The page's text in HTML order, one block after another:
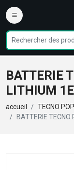
BATTERIE
LITHIUM
accueil
TECNO
BATTERIE TECNO